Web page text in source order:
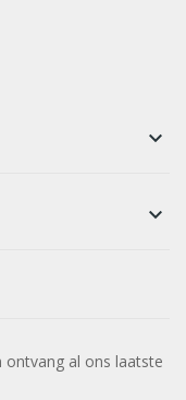
keyboard_arrow_down
keyboard_arrow_down
al ons laatste